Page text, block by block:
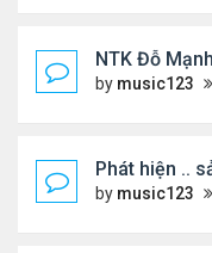
NTK Đỗ
by music123
Phát hiện ..
by music123